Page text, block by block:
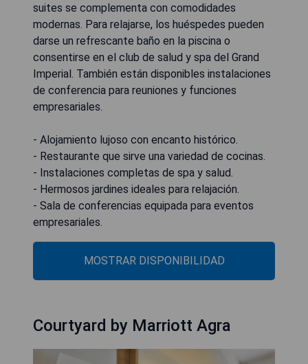
suites se complementa con comodidades
modernas. Para relajarse, los huéspedes pueden
darse un refrescante baño en la piscina o
consentirse en el club de salud y spa del Grand
Imperial. También están disponibles instalaciones
de conferencia para reuniones y funciones
empresariales.
- Alojamiento lujoso con encanto histórico.
- Restaurante que sirve una variedad de cocinas.
- Instalaciones completas de spa y salud.
- Hermosos jardines ideales para relajación.
- Sala de conferencias equipada para eventos
empresariales.
MOSTRAR DISPONIBILIDAD
Courtyard by Marriott Agra